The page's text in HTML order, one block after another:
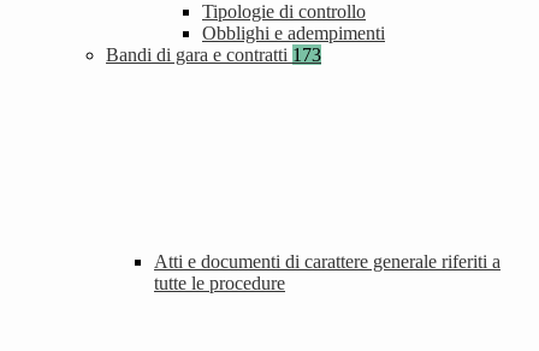
Tipologie di controllo
Obblighi e adempimenti
Bandi di gara e contratti 173
Atti e documenti di carattere generale riferiti a
tutte le procedure